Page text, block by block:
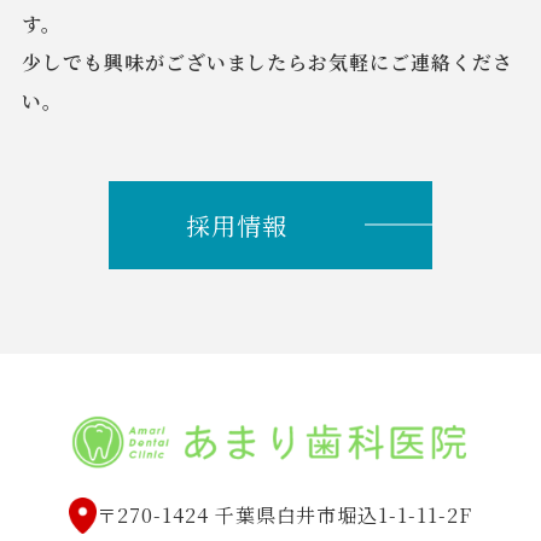
す。
少しでも興味がございましたらお気軽にご連絡くださ
い。
採用情報
〒270-1424 千葉県白井市堀込1-1-11-2F